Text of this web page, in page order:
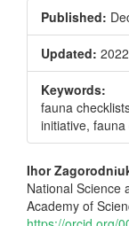
Published:
Updated:
Keywords:
fauna
initiative,
Main
Article
Ihor
National Science
Academy of